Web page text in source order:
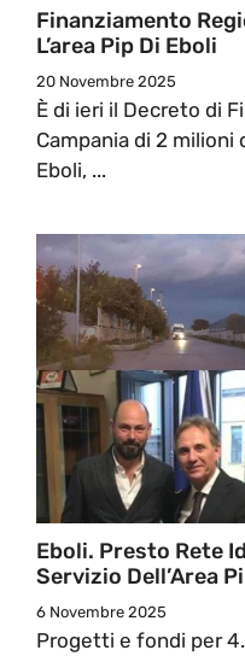
Finanziamento
L’area Pip Di Eboli
20 Novembre 2025
È di ieri il Decreto di
Campania di 2 milioni
Eboli, ...
Eboli. Presto Rete
Servizio Dell’Area
6 Novembre 2025
Progetti e fondi per